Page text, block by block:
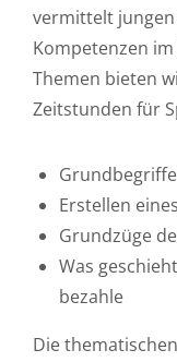
vermittelt
Kompetenzen
Themen bieten
Zeitstunden für
Erstellen
Grundzüge
Was
bezahle
Die